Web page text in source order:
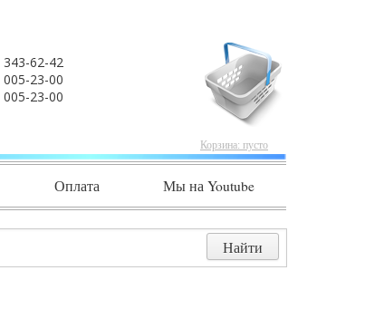
343-62-42
005-23-00
005-23-00
Корзина: пусто
Оплата Мы на Youtube